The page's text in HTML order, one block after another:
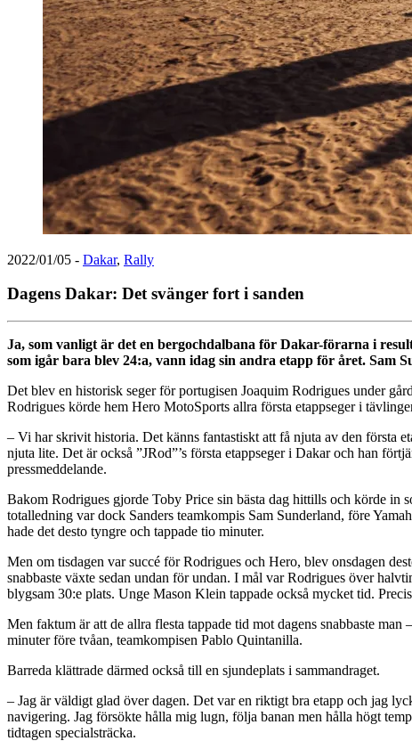
2022/01/05 - Dakar, Rally
Dagens Dakar: Det svänger fort i sanden
Ja, som vanligt är det en bergochdalbana för Dakar-förarna i
som igår bara blev 24:a, vann idag sin andra etapp för året. Sam
Det blev en historisk seger för portugisen Joaquim Rodrigues under
Rodrigues körde hem Hero MotoSports allra första etappseger i
– Vi har skrivit historia. Det känns fantastiskt att få njuta av den första
njuta lite. Det är också ”JRod”’s första etappseger i Dakar och han
pressmeddelande.
Bakom Rodrigues gjorde Toby Price sin bästa dag hittills och körde in
totalledning var dock Sanders teamkompis Sam Sunderland, före
hade det desto tyngre och tappade tio minuter.
Men om tisdagen var succé för Rodrigues och Hero, blev onsdagen
snabbaste växte sedan undan för undan. I mål var Rodrigues över
blygsam 30:e plats. Unge Mason Klein tappade också mycket tid.
Men faktum är att de allra flesta tappade tid mot dagens snabbaste
minuter före tvåan, teamkompisen Pablo Quintanilla.
Barreda klättrade därmed också till en sjundeplats i sammandraget.
– Jag är väldigt glad över dagen. Det var en riktigt bra etapp och jag
navigering. Jag försökte hålla mig lugn, följa banan men hålla högt
tidtagen specialsträcka.